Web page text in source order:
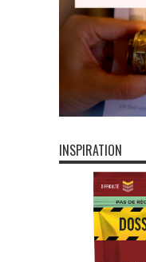
INSPIRATION